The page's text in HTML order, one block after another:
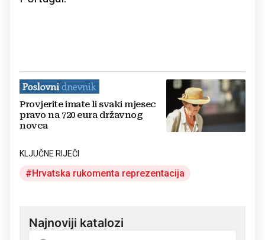
Provjerite imate li svaki mjesec
pravo na 720 eura državnog
novca
KLJUČNE RIJEČI
Hrvatska rukomenta reprezentacija